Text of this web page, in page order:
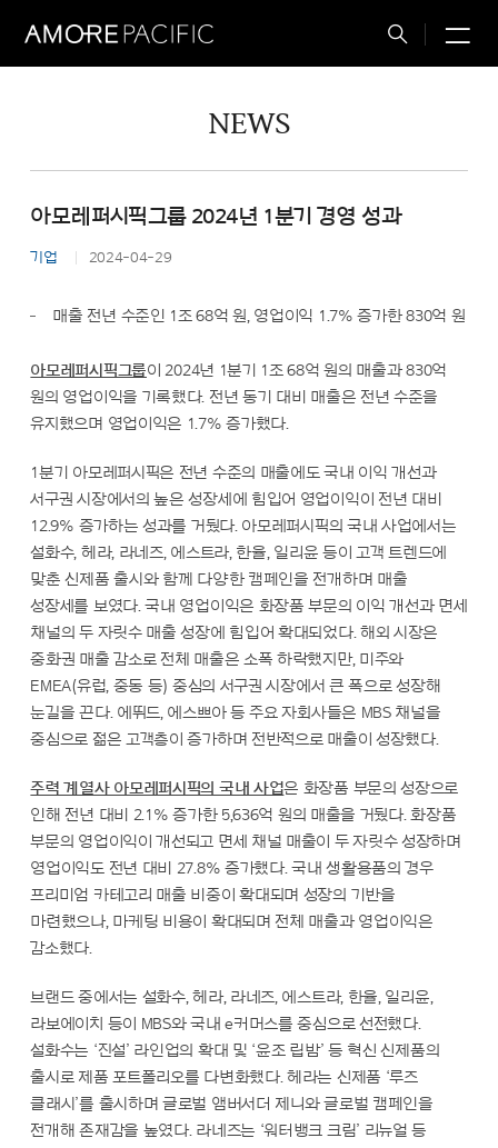
Total
NEWS
아모레퍼시픽그룹 2024년 1분기 경영 성과
기업 2024-04-29
매출 전년 수준인 1조 68억 원, 영업이익 1.7% 증가한 830억 원
아모레퍼시픽그룹이 2024년 1분기 1조 68억 원의 매출과 830억
원의 영업이익을 기록했다. 전년 동기 대비 매출은 전년 수준을
유지했으며 영업이익은 1.7% 증가했다.
1분기 아모레퍼시픽은 전년 수준의 매출에도 국내 이익 개선과
서구권 시장에서의 높은 성장세에 힘입어 영업이익이 전년 대비
12.9% 증가하는 성과를 거뒀다. 아모레퍼시픽의 국내 사업에서는
설화수, 헤라, 라네즈, 에스트라, 한율, 일리윤 등이 고객 트렌드에
맞춘 신제품 출시와 함께 다양한 캠페인을 전개하며 매출
성장세를 보였다. 국내 영업이익은 화장품 부문의 이익 개선과 면세
채널의 두 자릿수 매출 성장에 힘입어 확대되었다. 해외 시장은
중화권 매출 감소로 전체 매출은 소폭 하락했지만, 미주와
EMEA(유럽, 중동 등) 중심의 서구권 시장에서 큰 폭으로 성장해
눈길을 끈다. 에뛰드, 에스쁘아 등 주요 자회사들은 MBS 채널을
중심으로 젊은 고객층이 증가하며 전반적으로 매출이 성장했다.
주력 계열사 아모레퍼시픽의 국내 사업은 화장품 부문의 성장으로
인해 전년 대비 2.1% 증가한 5,636억 원의 매출을 거뒀다. 화장품
부문의 영업이익이 개선되고 면세 채널 매출이 두 자릿수 성장하며
영업이익도 전년 대비 27.8% 증가했다. 국내 생활용품의 경우
프리미엄 카테고리 매출 비중이 확대되며 성장의 기반을
마련했으나, 마케팅 비용이 확대되며 전체 매출과 영업이익은
감소했다.
브랜드 중에서는 설화수, 헤라, 라네즈, 에스트라, 한율, 일리윤,
라보에이치 등이 MBS와 국내 e커머스를 중심으로 선전했다.
설화수는 ‘진설’ 라인업의 확대 및 ‘윤조 립밤’ 등 혁신 신제품의
출시로 제품 포트폴리오를 다변화했다. 헤라는 신제품 ‘루즈
클래시’를 출시하며 글로벌 앰버서더 제니와 글로벌 캠페인을
전개해 존재감을 높였다. 라네즈는 ‘워터뱅크 크림’ 리뉴얼 등